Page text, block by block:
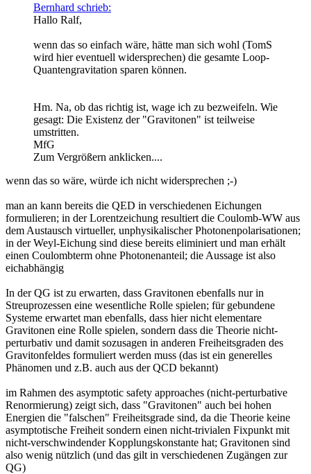
Bernhard schrieb:
Hallo Ralf,
wenn das so einfach wäre, hätte man sich wohl (TomS
wird hier eventuell widersprechen) die gesamte Loop-
Quantengravitation sparen können.
Hm. Na, ob das richtig ist, wage ich zu bezweifeln. Wie
gesagt: Die Existenz der "Gravitonen" ist teilweise
umstritten.
MfG
Zum Vergrößern anklicken....
wenn das so wäre, würde ich nicht widersprechen ;-)
man an kann bereits die QED in verschiedenen Eichungen
formulieren; in der Lorentzeichung resultiert die Coulomb-WW aus
dem Austausch virtueller, unphysikalischer Photonenpolarisationen;
in der Weyl-Eichung sind diese bereits eliminiert und man erhält
einen Coulombterm ohne Photonenanteil; die Aussage ist also
eichabhängig
In der QG ist zu erwarten, dass Gravitonen ebenfalls nur in
Streuprozessen eine wesentliche Rolle spielen; für gebundene
Systeme erwartet man ebenfalls, dass hier nicht elementare
Gravitonen eine Rolle spielen, sondern dass die Theorie nicht-
perturbativ und damit sozusagen in anderen Freiheitsgraden des
Gravitonfeldes formuliert werden muss (das ist ein generelles
Phänomen und z.B. auch aus der QCD bekannt)
im Rahmen des asymptotic safety approaches (nicht-perturbative
Renormierung) zeigt sich, dass "Gravitonen" auch bei hohen
Energien die "falschen" Freiheitsgrade sind, da die Theorie keine
asymptotische Freiheit sondern einen nicht-trivialen Fixpunkt mit
nicht-verschwindender Kopplungskonstante hat; Gravitonen sind
also wenig nützlich (und das gilt in verschiedenen Zugängen zur
QG)